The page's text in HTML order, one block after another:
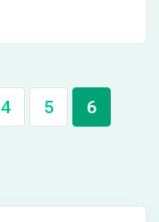
4 5 6